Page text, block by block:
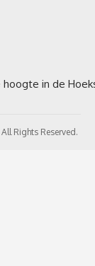
Rights Reserved.